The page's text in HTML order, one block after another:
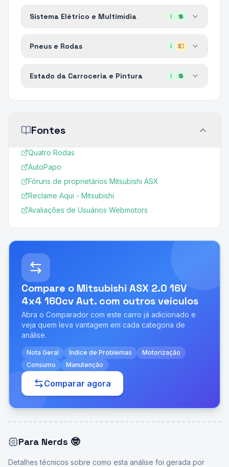
Sistema Elétrico e Multimídia ℹ️ 💲
Pneus e Rodas ℹ️ 💵
Estado da Carroceria e Pintura ℹ️ 💲
Fontes
Quatro Rodas
AutoPapo
Fóruns de proprietários Mitsubishi ASX
Reclame Aqui - Mitsubishi
Avaliações de Usuários Webmotors
Compare o Mitsubishi ASX 2.0 16V
4x4 160cv Aut. com outros veículos
Abra o Comparador com este carro já adicionado e
veja quem leva vantagem em cada categoria de
análise.
Nota Geral Índice de Problemas
Motorização
Consumo
Manutenção
Comparar agora
Para Nerds 🤓
Detalhes técnicos sobre como esta análise foi gerada por